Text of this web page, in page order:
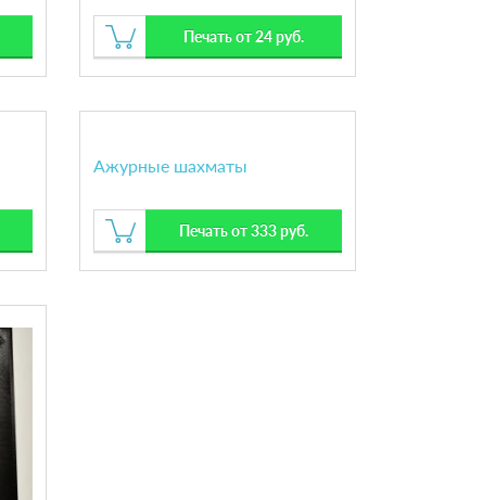
Печать от 24 руб.
Ажурные шахматы
Печать от 333 руб.